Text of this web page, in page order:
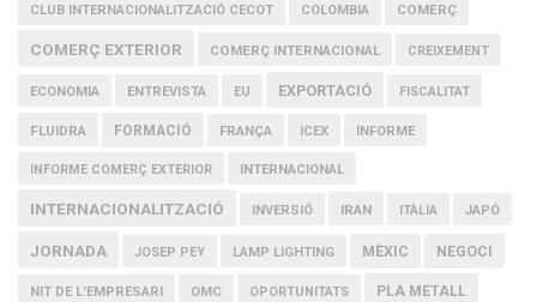
CLUB INTERNACIONALITZACIÓ CECOT COLOMBIA COMERÇ
COMERÇ EXTERIOR COMERÇ INTERNACIONAL CREIXEMENT
ECONOMIA ENTREVISTA EU EXPORTACIÓ FISCALITAT
FLUIDRA FORMACIÓ FRANÇA ICEX INFORME
INFORME COMERÇ EXTERIOR INTERNACIONAL
INTERNACIONALITZACIÓ INVERSIÓ IRAN ITÀLIA JAPÓ
JORNADA JOSEP PEY LAMP LIGHTING MÈXIC NEGOCI
NIT DE L'EMPRESARI OMC OPORTUNITATS PLA METALL